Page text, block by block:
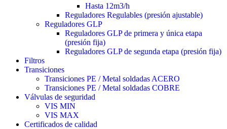
Hasta 12m3/h
Reguladores Regulables (presión ajustable)
Reguladores GLP
Reguladores GLP de primera y única etapa
(presión fija)
Reguladores GLP de segunda etapa (presión fija)
Filtros
Transiciones
Transiciones PE / Metal soldadas ACERO
Transiciones PE / Metal soldadas COBRE
Válvulas de seguridad
VIS MIN
VIS MAX
Certificados de calidad